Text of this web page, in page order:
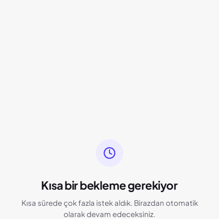
Kısa bir bekleme gerekiyor
Kısa sürede çok fazla istek aldık. Birazdan otomatik
olarak devam edeceksiniz.